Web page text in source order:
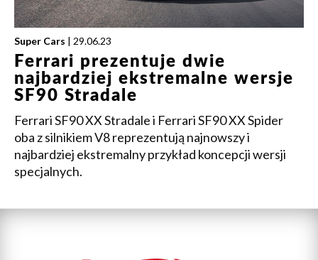
Super Cars | 29.06.23
Ferrari prezentuje dwie
najbardziej ekstremalne wersje
SF90 Stradale
Ferrari SF90 XX Stradale i Ferrari SF90 XX Spider
oba z silnikiem V8 reprezentują najnowszy i
najbardziej ekstremalny przykład koncepcji wersji
specjalnych.